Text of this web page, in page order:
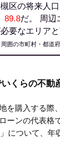
区の将来人
89.8だ。 周辺
要なエリアと
囲の市町村・都道
くらの不動
を購入する際
ーンの代表格
について、年